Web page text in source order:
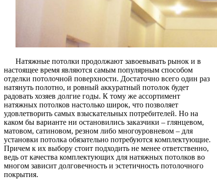
Натяжные потолки продолжают завоевывать рынок и в
настоящее время являются самым популярным способом
отделки потолочной поверхности. Достаточно всего один раз
натянуть полотно, и ровный аккуратный потолок будет
радовать хозяев долгие годы. К тому же ассортимент
натяжных потолков настолько широк, что позволяет
удовлетворить самых взыскательных потребителей. Но на
каком бы варианте ни остановились заказчики – глянцевом,
матовом, сатиновом, резном либо многоуровневом – для
установки потолка обязательно потребуются комплектующие.
Причем к их выбору стоит подходить не менее ответственно,
ведь от качества комплектующих для натяжных потолков во
многом зависит долговечность и эстетичность потолочного
покрытия.